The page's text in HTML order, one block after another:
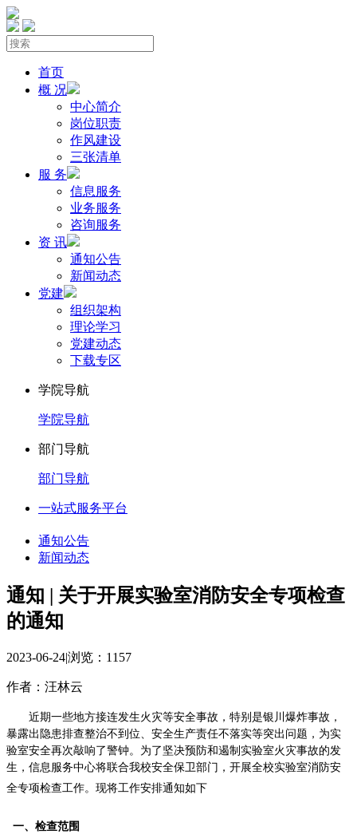
首页
概 况
中心简介
岗位职责
作风建设
三张清单
服 务
信息服务
业务服务
咨询服务
资 讯
通知公告
新闻动态
党建
组织架构
理论学习
党建动态
下载专区
学院导航
学院导航
部门导航
部门导航
一站式服务平台
通知公告
新闻动态
通知 | 关于开展实验室消防安全专项检查
的通知
2023-06-24|浏览： 1157
作者：汪林云
近期一些地方接连发生火灾等安全事故，特别是银川爆炸事故，
暴露出隐患排查整治不到位、安全生产责任不落实等突出问题，为实
验室安全再次敲响了警钟。为了坚决预防和遏制实验室火灾事故的发
生，信息服务中心将联合我校安全保卫部门，开展全校实验室消防安
全专项检查工作。 现将工作安排通知如下
一、 检查范围